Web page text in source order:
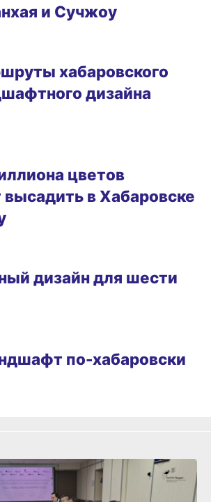
и Сучжоу
хабаровского
дизайна
цветов
в Хабаровске
дизайн для шести
по-хабаровски